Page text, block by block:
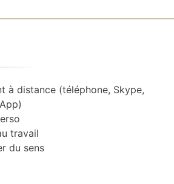
à distance (téléphone, Skype,
travail
du sens